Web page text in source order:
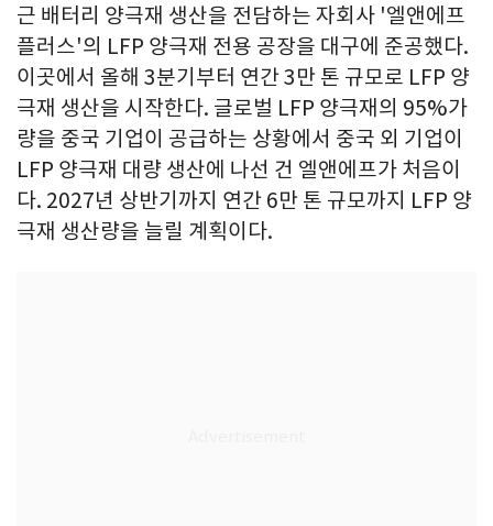
근 배터리 양극재 생산을 전담하는 자회사 '엘앤에프
플러스'의 LFP 양극재 전용 공장을 대구에 준공했다.
이곳에서 올해 3분기부터 연간 3만 톤 규모로 LFP 양
극재 생산을 시작한다. 글로벌 LFP 양극재의 95%가
량을 중국 기업이 공급하는 상황에서 중국 외 기업이
LFP 양극재 대량 생산에 나선 건 엘앤에프가 처음이
다. 2027년 상반기까지 연간 6만 톤 규모까지 LFP 양
극재 생산량을 늘릴 계획이다.